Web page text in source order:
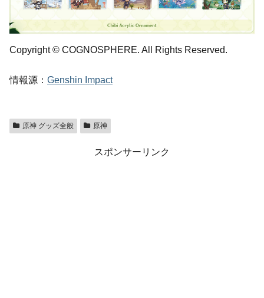
Copyright © COGNOSPHERE. All Rights Reserved.
情報源： Genshin Impact
原神 グッズ全般 原神
スポンサーリンク